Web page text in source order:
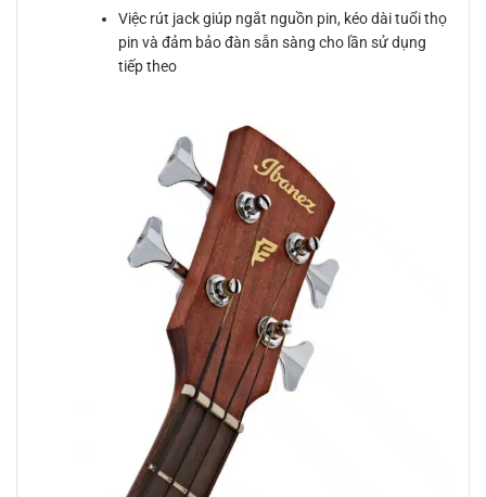
Việc rút jack giúp ngắt nguồn pin, kéo dài tuổi thọ
pin và đảm bảo đàn sẵn sàng cho lần sử dụng
tiếp theo